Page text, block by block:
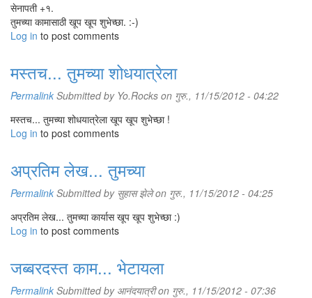
सेनापती +१.
तुमच्या कामासाठी खूप खूप शुभेच्छा. :-)
Log in to post comments
मस्तच... तुमच्या शोधयात्रेला
Permalink Submitted by Yo.Rocks on गुरु., 11/15/2012 - 04:22
मस्तच... तुमच्या शोधयात्रेला खूप खूप शुभेच्छा !
Log in to post comments
अप्रतिम लेख... तुमच्या
Permalink Submitted by सुहास झेलेon गुरु., 11/15/2012 - 04:25
अप्रतिम लेख... तुमच्या कार्यास खूप खूप शुभेच्छा :)
Log in to post comments
जब्बरदस्त काम... भेटायला
Permalink Submitted by आनंदयात्रीon गुरु., 11/15/2012 - 07:36